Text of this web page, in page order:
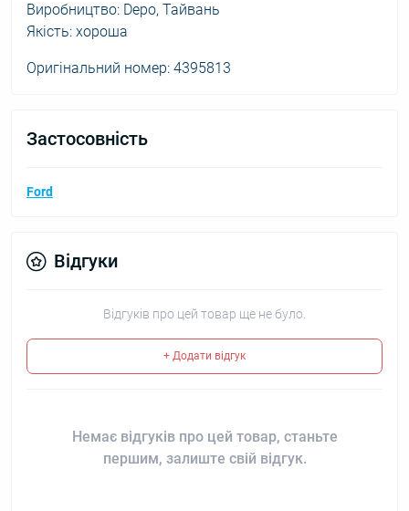
Виробництво: Depo, Тайвань
Якість: хороша
Оригінальний номер: 4395813
Застосовність
Ford
Відгуки
Відгуків про цей товар ще не було.
+ Додати відгук
Немає відгуків про цей товар, станьте
першим, залиште свій відгук.